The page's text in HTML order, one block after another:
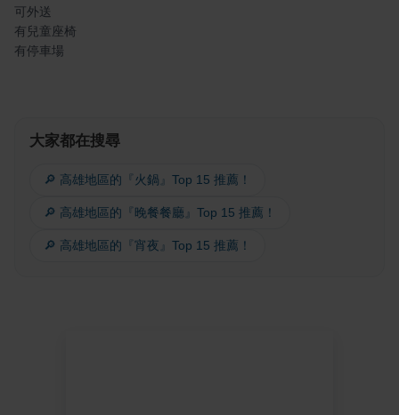
可外送
有兒童座椅
有停車場
大家都在搜尋
🔎 高雄地區的『火鍋』Top 15 推薦！
🔎 高雄地區的『晚餐餐廳』Top 15 推薦！
🔎 高雄地區的『宵夜』Top 15 推薦！